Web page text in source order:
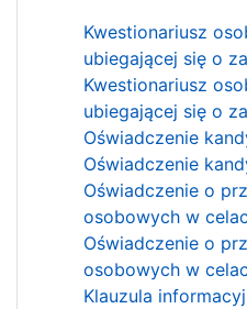
Kwestionariusz
ubiegającej się o
Kwestionariusz
ubiegającej się o
Oświadczenie
Oświadczenie
Oświadczenie o
osobowych w
Oświadczenie o
osobowych w
Klauzula